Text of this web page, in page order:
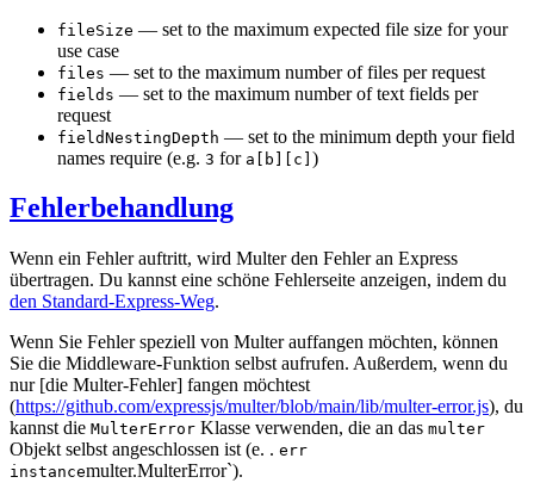
fileSize — set to the maximum expected file size for your
use case
files — set to the maximum number of files per request
fields — set to the maximum number of text fields per
request
fieldNestingDepth — set to the minimum depth your field
names require (e.g. 3 for a[b][c] )
Fehlerbehandlung
Wenn ein Fehler auftritt, wird Multer den Fehler an Express
übertragen. Du kannst eine schöne Fehlerseite anzeigen, indem du
den Standard-Express-Weg.
Wenn Sie Fehler speziell von Multer auffangen möchten, können
Sie die Middleware-Funktion selbst aufrufen. Außerdem, wenn du
nur [die Multer-Fehler] fangen möchtest
(https://github.com/expressjs/multer/blob/main/lib/multer-error.js), du
kannst die MulterError Klasse verwenden, die an das multer
Objekt selbst angeschlossen ist (e. . err
instancemulter.MulterError`).